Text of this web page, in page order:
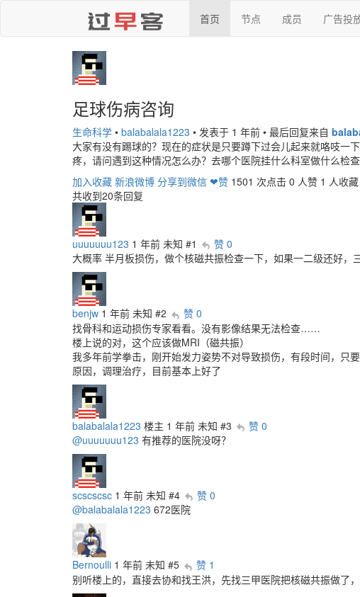
首页 节点 成员 广告投
足球伤病咨询
生命科学 • balabalala1223 • 发表于 1 年前 • 最后回复来自
大家有没有踢球的？现在的症状是只要蹲下过会儿起来就咯吱一
疼，请问遇到这种情况怎么办？去哪个医院挂什么科室做什么检查
加入收藏 新浪微博 分享到微信 ❤赞 1501 次点击 0 人赞 1 人收藏
共收到20条回复
uuuuuuu123 1 年前 未知 #1
赞 0
大概率 半月板损伤，做个核磁共振检查一下，如果一二级还好，
benjw 1 年前 未知 #2
赞 0
找骨科和运动损伤专家看看。没有影像结果无法检查……
楼上说的对，这个应该做MRI（磁共振）
我多年前学拳击，刚开始发力姿势不对导致损伤，有段时间，只
原因，调理治疗，目前基本上好了
balabalala1223 楼主 1 年前 未知 #3
赞 0
@uuuuuuu123 有推荐的医院没呀？
scscscsc 1 年前 未知 #4
赞 0
@balabalala1223 672医院
Bernoulli 1 年前 未知 #5
赞 1
别听楼上的，直接去协和找王洪，先找三甲医院把核磁共振做了